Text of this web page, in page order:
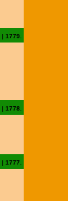
| 1779.
| 1778.
| 1777.